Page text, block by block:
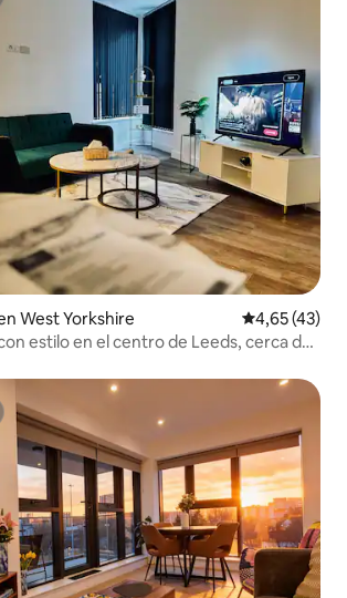
West Yorkshire Calificación
4,65 (43)
estilo en el centro de Leeds, cerca de